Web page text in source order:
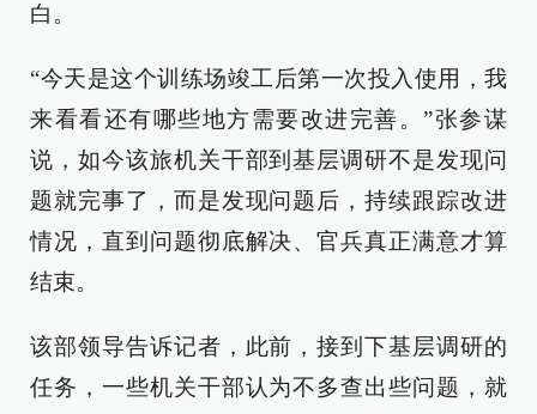
白。
“今天是这个训练场竣工后第一次投入使用，我
来看看还有哪些地方需要改进完善。”张参谋
说，如今该旅机关干部到基层调研不是发现问
题就完事了，而是发现问题后，持续跟踪改进
情况，直到问题彻底解决、官兵真正满意才算
结束。
该部领导告诉记者，此前，接到下基层调研的
任务，一些机关干部认为不多查出些问题，就